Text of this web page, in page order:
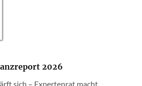
2026
sich – Expertenrat macht